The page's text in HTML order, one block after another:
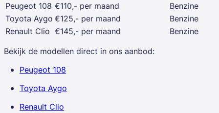
Peugeot 108 €110,- per maand
Benzine
Toyota Aygo €125,- per maand
Benzine
Renault Clio €145,- per maand
Benzine
Bekijk de modellen direct in ons aanbod:
Peugeot 108
Toyota Aygo
Renault Clio